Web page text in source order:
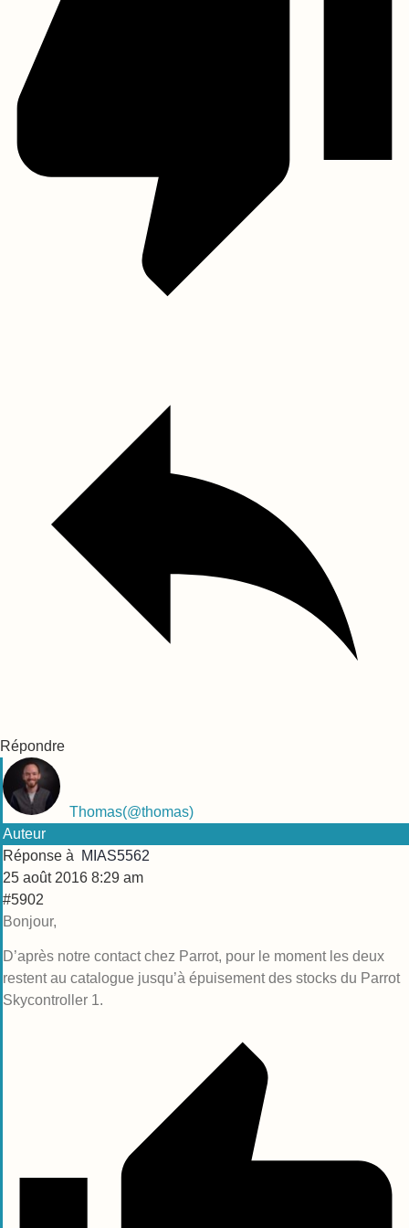
Répondre
Thomas(@thomas)
Auteur
Réponse à
MIAS5562
25 août 2016 8:29 am
#5902
Bonjour,
D’après notre contact chez Parrot, pour le moment les deux
restent au catalogue jusqu’à épuisement des stocks du Parrot
Skycontroller 1.